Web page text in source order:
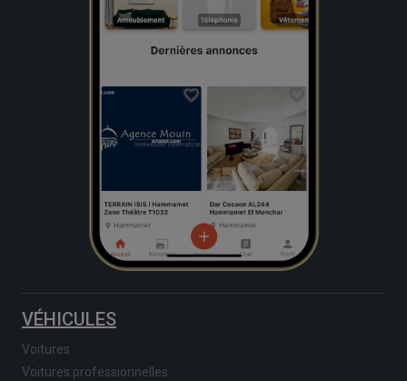
VÉHICULES
Voitures
Voitures professionnelles